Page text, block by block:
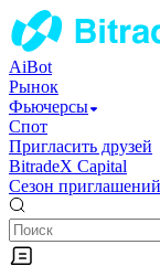
AiBot
Рынок
Фьючерсы
Спот
Пригласить друзей
BitradeX Capital
Сезон